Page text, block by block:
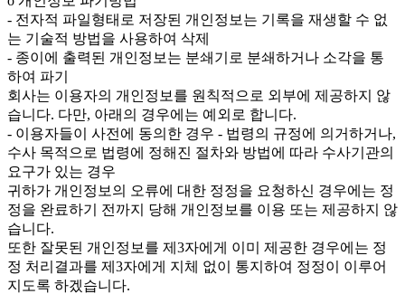
- 전자적 파일형태로 저장된 개인정보는 기록을 재생할 수 없
는 기술적 방법을 사용하여 삭제
- 종이에 출력된 개인정보는 분쇄기로 분쇄하거나 소각을 통
하여 파기
회사는 이용자의 개인정보를 원칙적으로 외부에 제공하지 않
습니다. 다만, 아래의 경우에는 예외로 합니다.
- 이용자들이 사전에 동의한 경우 - 법령의 규정에 의거하거나,
수사 목적으로 법령에 정해진 절차와 방법에 따라 수사기관의
요구가 있는 경우
귀하가 개인정보의 오류에 대한 정정을 요청하신 경우에는 정
정을 완료하기 전까지 당해 개인정보를 이용 또는 제공하지 않
습니다.
또한 잘못된 개인정보를 제3자에게 이미 제공한 경우에는 정
정 처리결과를 제3자에게 지체 없이 통지하여 정정이 이루어
지도록 하겠습니다.